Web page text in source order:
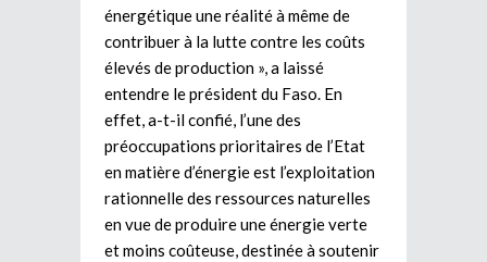
énergétique une réalité à même de
contribuer à la lutte contre les coûts
élevés de production », a laissé
entendre le président du Faso. En
effet, a-t-il confié, l’une des
préoccupations prioritaires de l’Etat
en matière d’énergie est l’exploitation
rationnelle des ressources naturelles
en vue de produire une énergie verte
et moins coûteuse, destinée à soutenir